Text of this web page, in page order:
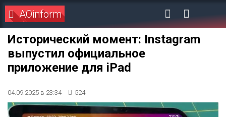
AOinform
Исторический момент: Instagram
выпустил официальное
приложение для iPad
04.09.2025 в 23:34 524